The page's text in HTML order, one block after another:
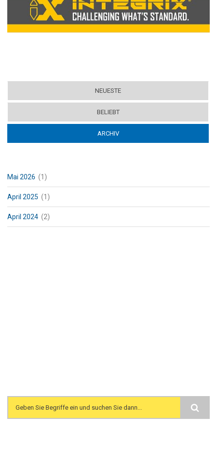
NEUESTE
BELIEBT
ARCHIV(ACTIVE TAB)
Mai 2026 (1)
April 2025 (1)
April 2024 (2)
Search form